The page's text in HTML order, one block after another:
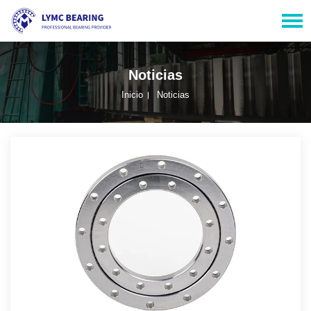
Noticias
Inicio Noticias